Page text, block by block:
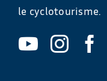
le cyclotourisme.